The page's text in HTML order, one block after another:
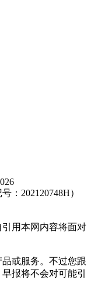
：202120748H）
用本网内容将面对
或服务。不过您跟
报将不会对可能引